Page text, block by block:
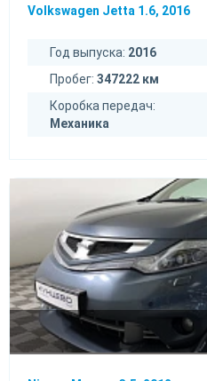
Volkswagen Jetta 1.6, 2016
Год выпуска: 2016
Пробег: 347222 км
Коробка передач:
Механика